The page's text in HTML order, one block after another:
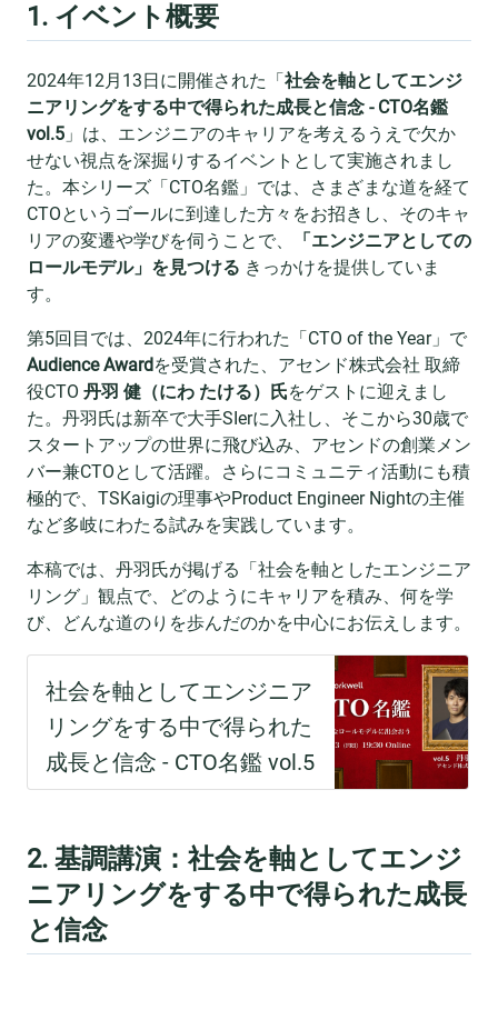
1. イベント概要
2024年12月13日に開催された「社会を軸としてエンジ
ニアリングをする中で得られた成長と信念 - CTO名鑑
vol.5 」は、エンジニアのキャリアを考えるうえで欠か
せない視点を深掘りするイベントとして実施されまし
た。本シリーズ「CTO名鑑」では、さまざまな道を経て
CTOというゴールに到達した方々をお招きし、そのキャ
リアの変遷や学びを伺うことで、
「エンジニアとしての
ロールモデル」を見つける きっかけを提供していま
す。
第5回目では、2024年に行われた「CTO of the Year」で
Audience Awardを受賞された、アセンド株式会社 取締
役CTO 丹羽 健（にわ たける）氏をゲストに迎えまし
た。丹羽氏は新卒で大手SIerに入社し、そこから30歳で
スタートアップの世界に飛び込み、アセンドの創業メン
バー兼CTOとして活躍。さらにコミュニティ活動にも積
極的で、TSKaigiの理事やProduct Engineer Nightの主催
など多岐にわたる試みを実践しています。
本稿では、丹羽氏が掲げる「社会を軸としたエンジニア
リング」観点で、どのようにキャリアを積み、何を学
び、どんな道のりを歩んだのかを中心にお伝えします。
2. 基調講演：社会を軸としてエンジ
ニアリングをする中で得られた成長
と信念